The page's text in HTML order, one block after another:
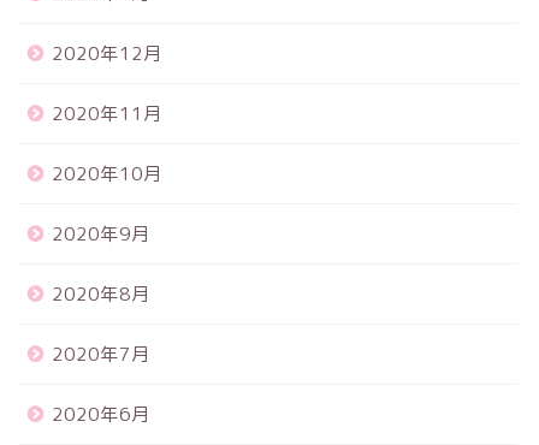
2020年12月
2020年11月
2020年10月
2020年9月
2020年8月
2020年7月
2020年6月